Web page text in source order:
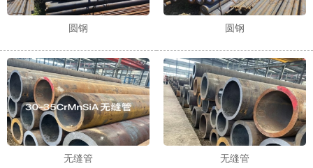
圆钢 圆钢
无缝管 无缝管